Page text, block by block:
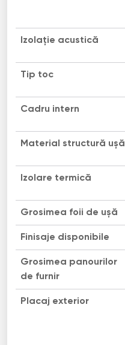
Izolație acustică
Tip toc
Cadru intern
Material structură ușă
Izolare termică
Grosimea foii de ușă
Finisaje disponibile
Grosimea panourilor
de furnir
Placaj exterior